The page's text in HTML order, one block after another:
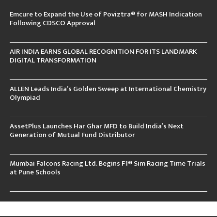
Emcure to Expand the Use of Poviztra® for MASH Indication
Following CDSCO Approval
AIR INDIA EARNS GLOBAL RECOGNITION FOR ITS LANDMARK
DIGITAL TRANSFORMATION
ALLEN Leads India’s Golden Sweep at International Chemistry
Olympiad
AssetPlus Launches Har Ghar MFD to Build India’s Next
Generation of Mutual Fund Distributor
Mumbai Falcons Racing Ltd. Begins F1® Sim Racing Time Trials
at Pune Schools